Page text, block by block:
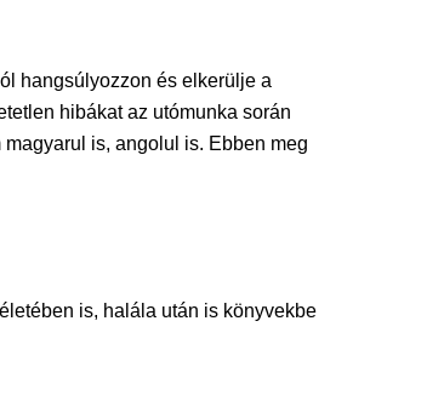
hangsúlyozzon és elkerülje a
hibákat az utómunka során
is, angolul is. Ebben meg
is, halála után is könyvekbe